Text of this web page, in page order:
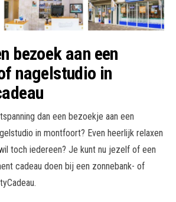
bezoek aan een
nagelstudio in
dan een bezoekje aan een
in montfoort? Even heerlijk relaxen
toch iedereen? Je kunt nu jezelf of een
cadeau doen bij een zonnebank- of